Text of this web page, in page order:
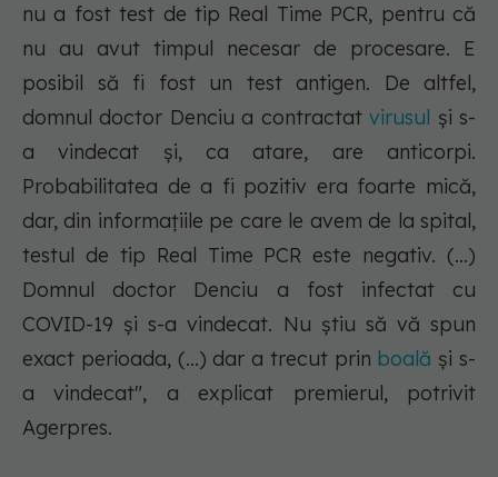
nu a fost test de tip Real Time PCR, pentru că
nu au avut timpul necesar de procesare. E
posibil să fi fost un test antigen. De altfel,
domnul doctor Denciu a contractatvirusul şi s-
a vindecat şi, ca atare, are anticorpi.
Probabilitatea de a fi pozitiv era foarte mică,
dar, din informaţiile pe care le avem de la spital,
testul de tip Real Time PCR este negativ. (...)
Domnul doctor Denciu a fost infectat cu
COVID-19 şi s-a vindecat. Nu ştiu să vă spun
exact perioada, (...) dar a trecut prin boală şi s-
a vindecat", a explicat premierul, potrivit
Agerpres.